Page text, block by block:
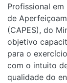
Profissional
de
(CAPES), do
objetivo
para o
com o intuito
qualidade do